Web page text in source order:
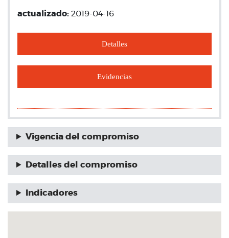
actualizado: 2019-04-16
Detalles
Evidencias
Vigencia del compromiso
Detalles del compromiso
Indicadores